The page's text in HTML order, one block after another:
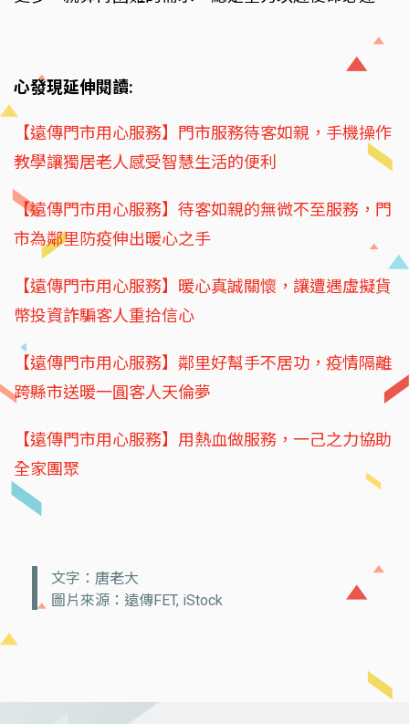
心發現延伸閱讀:
【遠傳門市用心服務】門市服務待客如親，手機操作
教學讓獨居老人感受智慧生活的便利
【遠傳門市用心服務】待客如親的無微不至服務，門
市為鄰里防疫伸出暖心之手
【遠傳門市用心服務】暖心真誠關懷，讓遭遇虛擬貨
幣投資詐騙客人重拾信心
【遠傳門市用心服務】鄰里好幫手不居功，疫情隔離
跨縣市送暖一圓客人天倫夢
【遠傳門市用心服務】用熱血做服務，一己之力協助
全家團聚
文字：唐老大
圖片來源：遠傳FET, iStock